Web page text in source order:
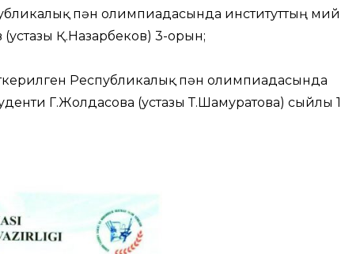
пән олимпиадасында институттың
Қ.Назарбеков) 3-орын;
Республикалық пән олимпиадасында
Г.Жолдасова (устазы Т.Шамуратова) сыйлы